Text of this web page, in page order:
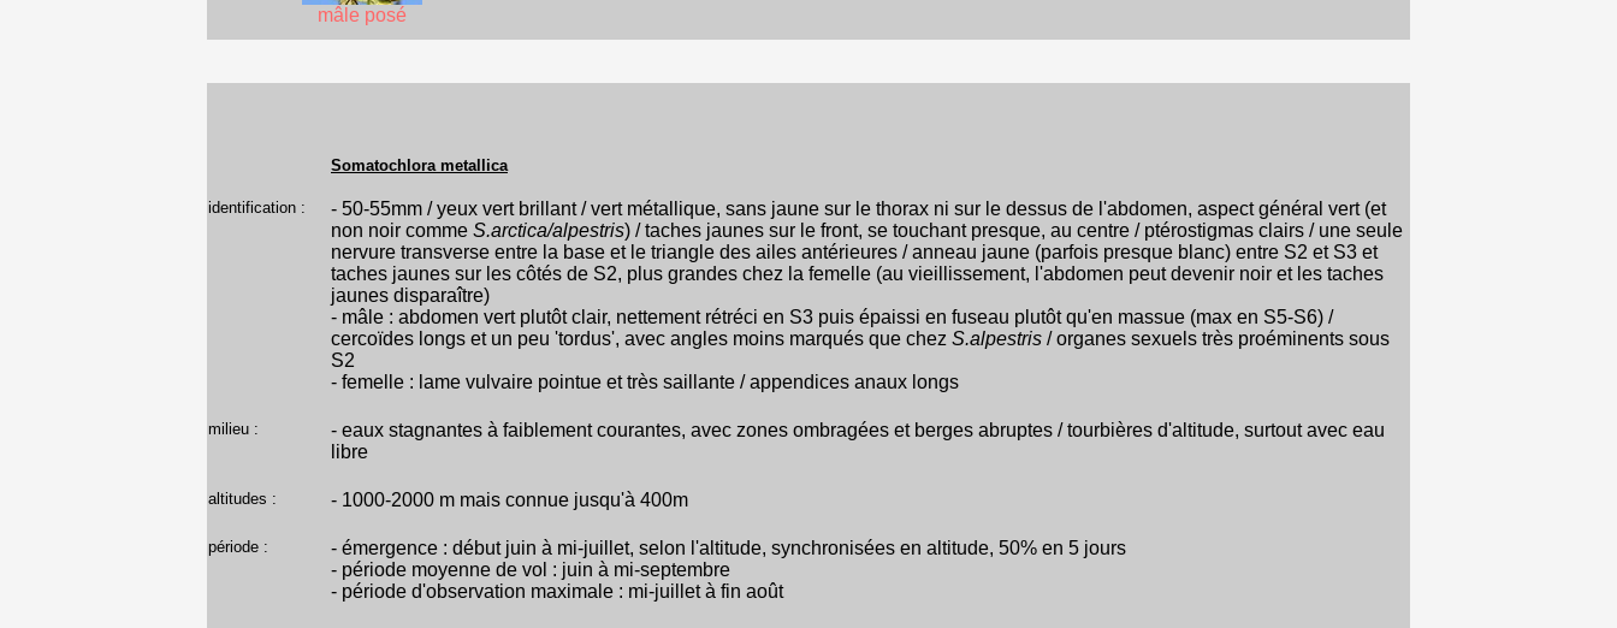
mâle posé
Somatochlora metallica
identification :
- 50-55mm / yeux vert brillant / vert métallique, sans jaune sur le thorax ni sur le dessus de l'abdomen, aspect général vert (et
non noir comme S.arctica/alpestris) / taches jaunes sur le front, se touchant presque, au centre / ptérostigmas clairs / une seule
nervure transverse entre la base et le triangle des ailes antérieures / anneau jaune (parfois presque blanc) entre S2 et S3 et
taches jaunes sur les côtés de S2, plus grandes chez la femelle (au vieillissement, l'abdomen peut devenir noir et les taches
jaunes disparaître)
- mâle : abdomen vert plutôt clair, nettement rétréci en S3 puis épaissi en fuseau plutôt qu'en massue (max en S5-S6) /
cercoïdes longs et un peu 'tordus', avec angles moins marqués que chez S.alpestris / organes sexuels très proéminents sous
S2
- femelle : lame vulvaire pointue et très saillante / appendices anaux longs
milieu :
- eaux stagnantes à faiblement courantes, avec zones ombragées et berges abruptes / tourbières d'altitude, surtout avec eau
libre
altitudes : - 1000-2000 m mais connue jusqu'à 400m
période :
- émergence : début juin à mi-juillet, selon l'altitude, synchronisées en altitude, 50% en 5 jours
- période moyenne de vol : juin à mi-septembre
- période d'observation maximale : mi-juillet à fin août